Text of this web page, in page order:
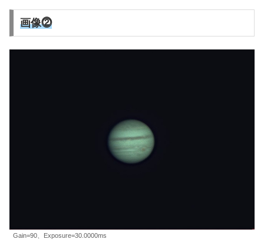
画像⓶
Gain=90、Exposure=30.0000ms